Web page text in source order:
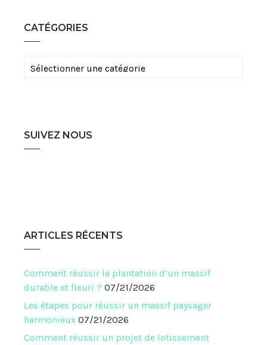
CATÉGORIES
Catégories
SUIVEZ NOUS
ARTICLES RÉCENTS
Comment réussir la plantation d’un massif
durable et fleuri ? 07/21/2026
Les étapes pour réussir un massif paysager
harmonieux 07/21/2026
Comment réussir un projet de lotissement